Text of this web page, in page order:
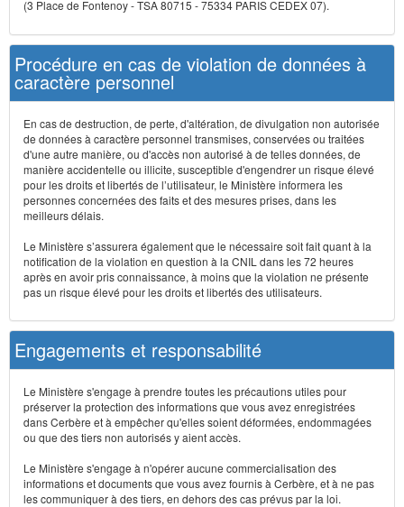
(3 Place de Fontenoy - TSA 80715 - 75334 PARIS CEDEX 07).
Procédure en cas de violation de données à
caractère personnel
En cas de destruction, de perte, d'altération, de divulgation non autorisée
de données à caractère personnel transmises, conservées ou traitées
d'une autre manière, ou d'accès non autorisé à de telles données, de
manière accidentelle ou illicite, susceptible d'engendrer un risque élevé
pour les droits et libertés de l’utilisateur, le Ministère informera les
personnes concernées des faits et des mesures prises, dans les
meilleurs délais.
Le Ministère s’assurera également que le nécessaire soit fait quant à la
notification de la violation en question à la CNIL dans les 72 heures
après en avoir pris connaissance, à moins que la violation ne présente
pas un risque élevé pour les droits et libertés des utilisateurs.
Engagements et responsabilité
Le Ministère s'engage à prendre toutes les précautions utiles pour
préserver la protection des informations que vous avez enregistrées
dans Cerbère et à empêcher qu'elles soient déformées, endommagées
ou que des tiers non autorisés y aient accès.
Le Ministère s'engage à n'opérer aucune commercialisation des
informations et documents que vous avez fournis à Cerbère, et à ne pas
les communiquer à des tiers, en dehors des cas prévus par la loi.